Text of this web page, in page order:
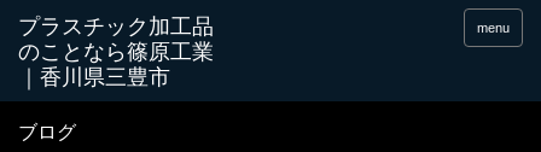
menu
ブログ